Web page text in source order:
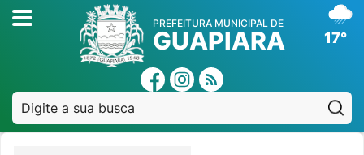
PREFEITURA MUNICIPAL DE
GUAPIARA 17°